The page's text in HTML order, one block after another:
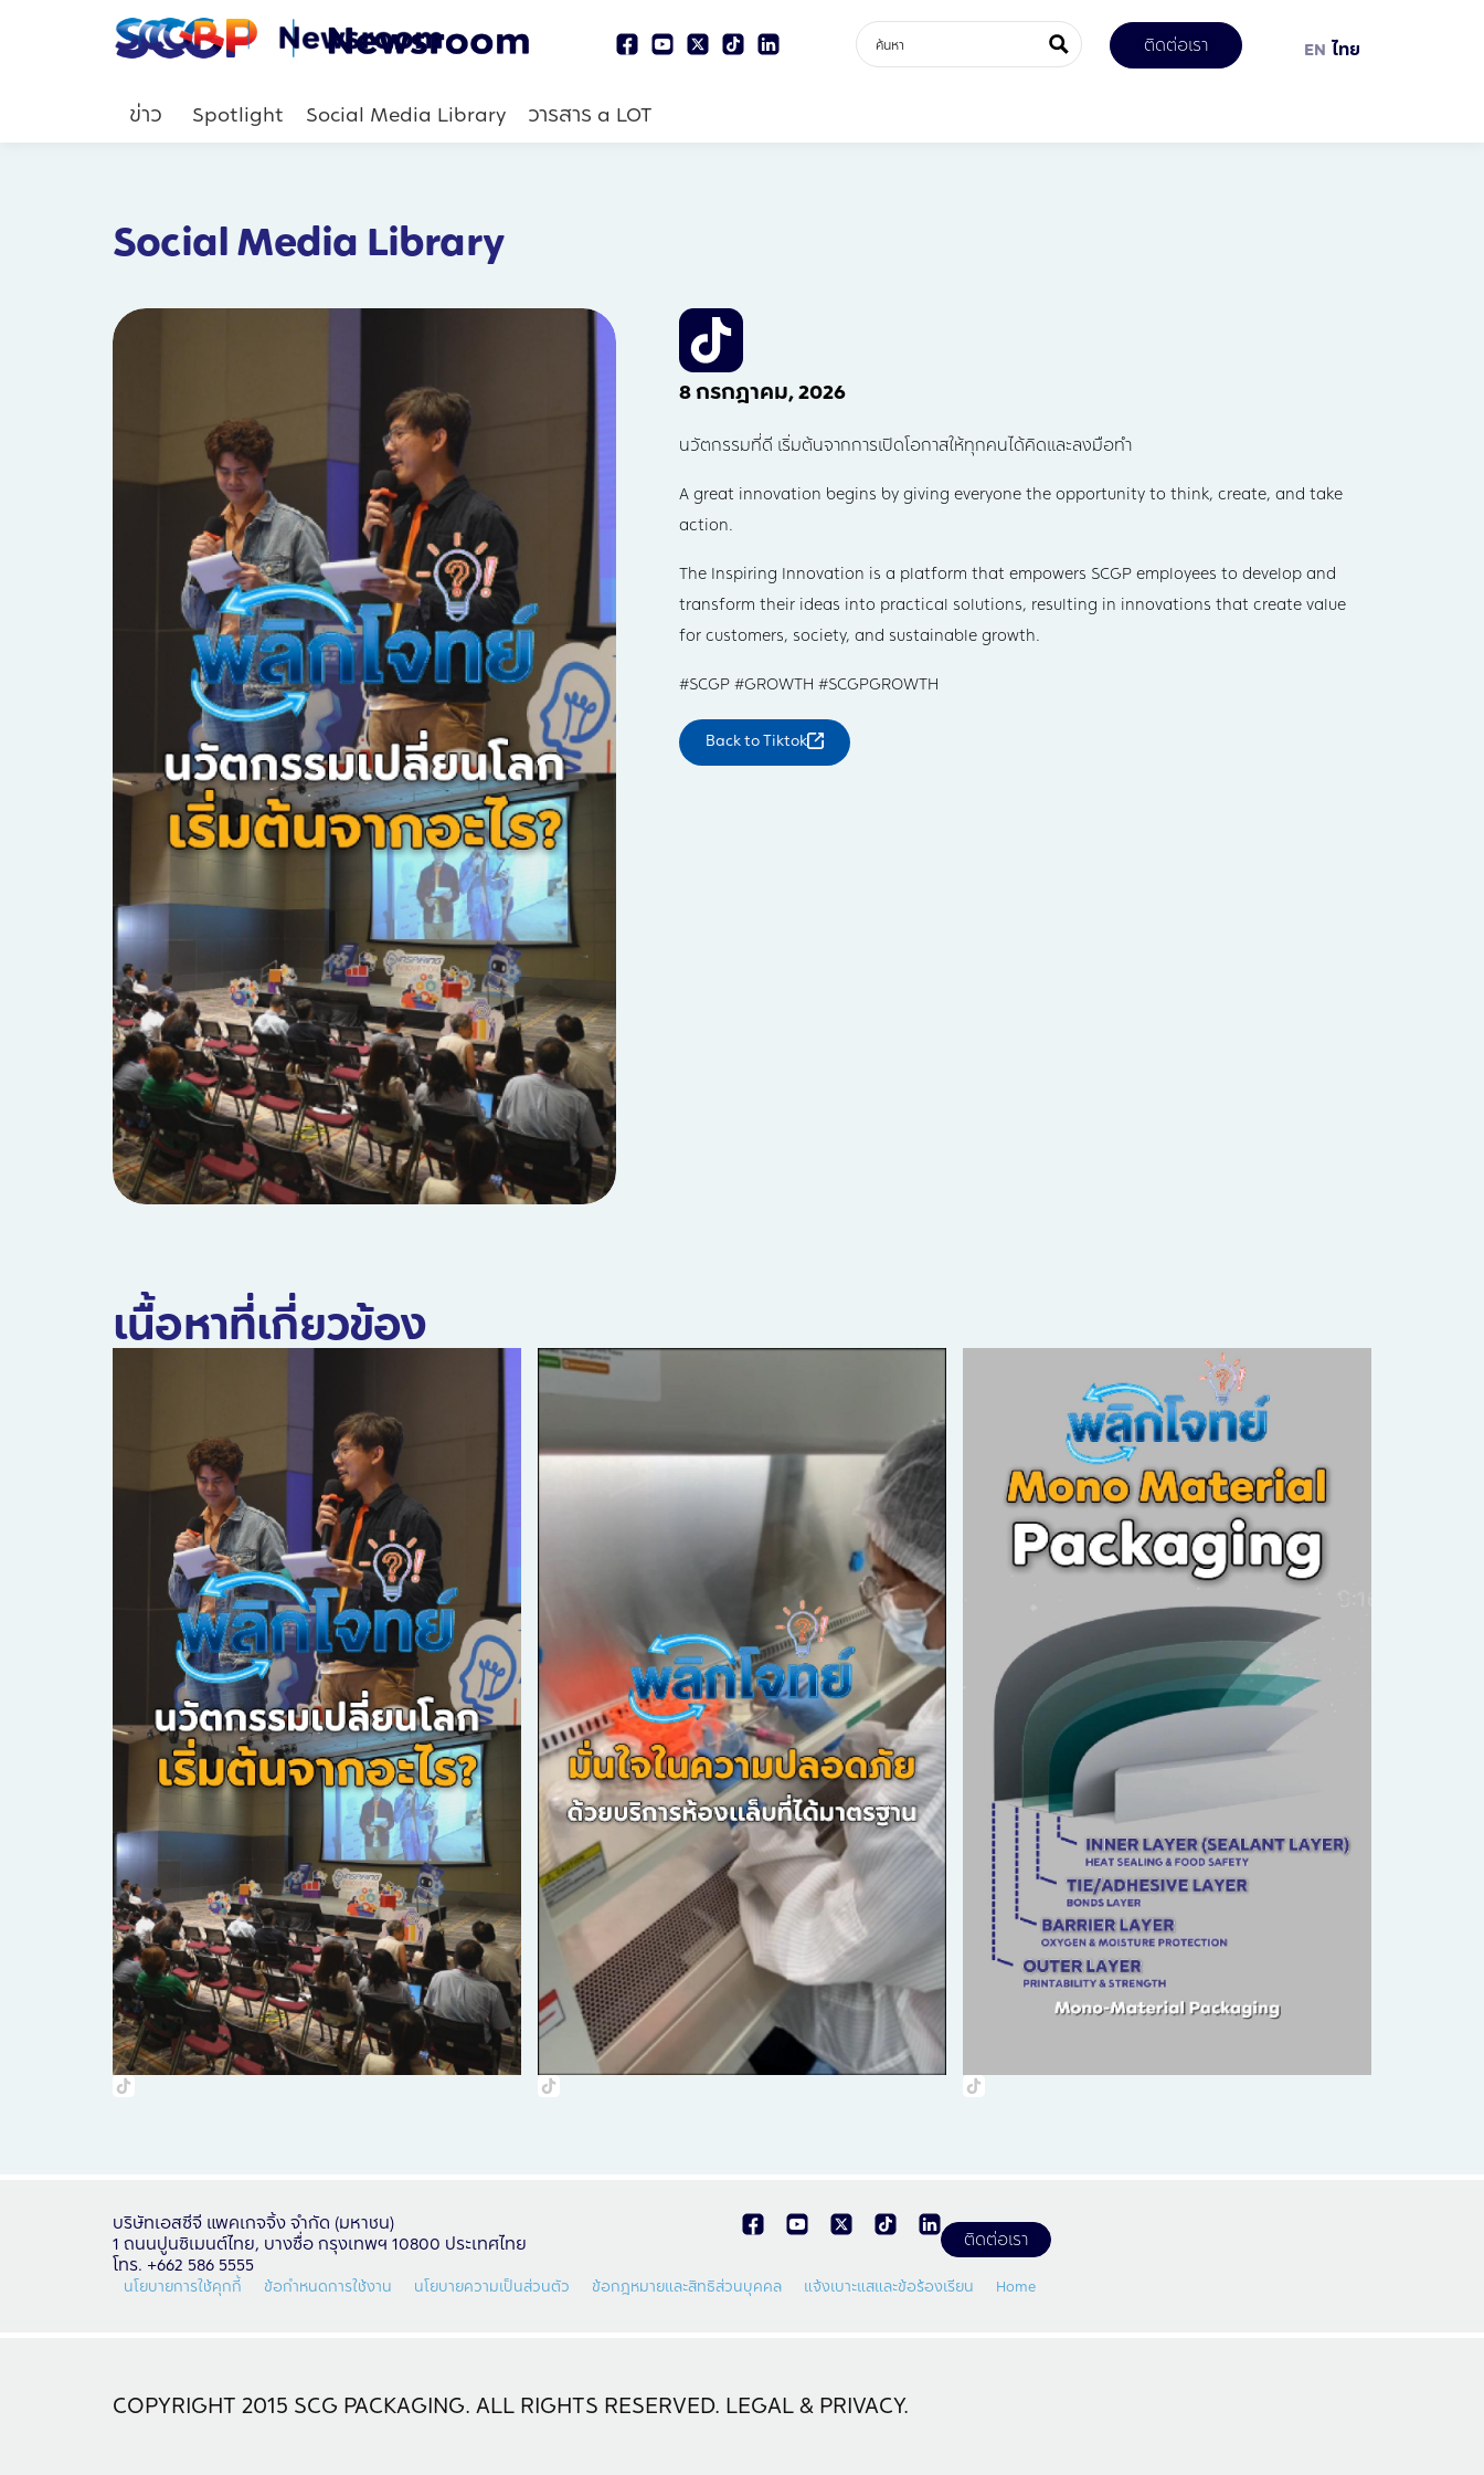
ติดต่อเรา EN ไทย
ข่าว Spotlight Social Media Library วารสาร a LOT
Social Media Library
8 กรกฎาคม, 2026
นวัตกรรมที่ดี เริ่มต้นจากการเปิดโอกาสให้ทุกคนได้คิดและลงมือทำ
A great innovation begins by giving everyone the opportunity to think, create, and take
action.
The Inspiring Innovation is a platform that empowers SCGP employees to develop and
transform their ideas into practical solutions, resulting in innovations that create value
for customers, society, and sustainable growth.
#SCGP #GROWTH #SCGPGROWTH
Back to Tiktok
เนื้อหาที่เกี่ยวข้อง
บริษัทเอสซีจี แพคเกจจิ้ง จำกัด (มหาชน)
1 ถนนปูนซิเมนต์ไทย, บางซื่อ กรุงเทพฯ 10800 ประเทศไทย
โทร. +662 586 5555
ติดต่อเรา
นโยบายการใช้คุกกี้ ข้อกำหนดการใช้งาน นโยบายความเป็นส่วนตัว ข้อกฎหมายและสิทธิส่วนบุคคล แจ้งเบาะแสและข้อร้องเรียน Home
COPYRIGHT 2015 SCG PACKAGING. ALL RIGHTS RESERVED. LEGAL & PRIVACY.